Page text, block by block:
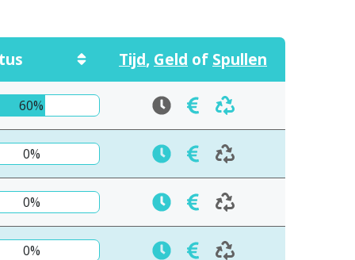
Tijd, Geld of Spullen
60%
0%
0%
0%